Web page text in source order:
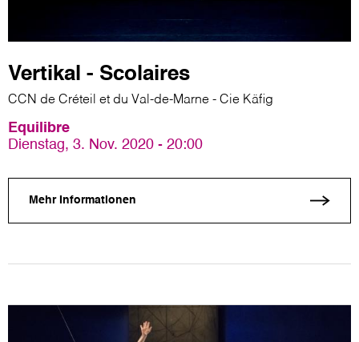
Vertikal - Scolaires
CCN de Créteil et du Val-de-Marne - Cie Käfig
Equilibre
Dienstag, 3. Nov. 2020 - 20:00
Mehr Informationen